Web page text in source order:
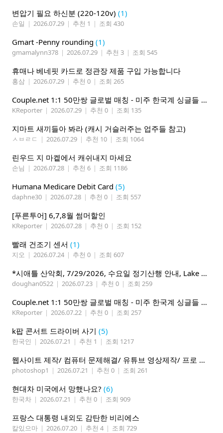
변압기 필요 하신분 (220-120v) (1)
손일 | 2026.07.29 | 추천 1 | 조회 430
Gmart -Penny rounding (1)
gmamalynn378 | 2026.07.29 | 추천 3 | 조회 545
휴매나 베네핏 카드로 정관장 제품 구입 가능합니다
홍삼 | 2026.07.29 | 추천 0 | 조회 265
Couple.net 1:1 50만쌍 글로벌 매칭 - 미주 한국계 싱글들 모이세요
KReporter | 2026.07.29 | 추천 0 | 조회 135
지마트 새끼들아 봐라 (캐시 거슬러주는 업주들 참고)
ㅅㅂㄹㄷ | 2026.07.29 | 추천 10 | 조회 1064
린우드 지 마켙에서 캐쉬내지 마세요
손님 | 2026.07.28 | 추천 6 | 조회 1186
Humana Medicare Debit Card (5)
daphne30 | 2026.07.28 | 추천 0 | 조회 557
[푸른투어] 6,7,8월 썸머할인
KReporter | 2026.07.28 | 추천 0 | 조회 152
빨래 건조기 센서 (1)
지오 | 2026.07.24 | 추천 0 | 조회 607
*시애틀 산악회, 7/29/2026, 수요일 정기산행 안내, Lake 22*
doughan0522 | 2026.07.23 | 추천 0 | 조회 259
Couple.net 1:1 50만쌍 글로벌 매칭 - 미주 한국계 싱글들 모이세요
KReporter | 2026.07.22 | 추천 0 | 조회 257
k팝 콘서트 드라이버 사기 (5)
한국인 | 2026.07.21 | 추천 1 | 조회 1217
웹사이트 제작/ 컴퓨터 문제해결/ 유튜브 영상제작/ 프로 사진촬영
photoshop1 | 2026.07.21 | 추천 0 | 조회 261
현대차 미국에서 망했나요? (6)
한국차 | 2026.07.21 | 추천 0 | 조회 909
프랑스 대통령 내외도 감탄한 비리에스
칼있으마 | 2026.07.20 | 추천 4 | 조회 729